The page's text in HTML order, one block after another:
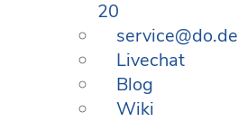
20
service@do.de
Livechat
Blog
Wiki